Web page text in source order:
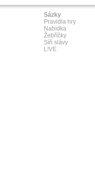
Sázky
Pravidla hry
Nabídka
Žebříčky
Síň slávy
L!VE